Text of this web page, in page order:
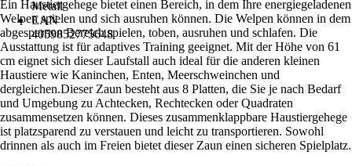
Metall
EAN
4059852775648
Ein Haustiergehege bietet einen Bereich, in dem Ihre energiegeladenen
Welpen spielen und sich ausruhen können. Die Welpen können in dem
abgesperrten Bereich spielen, toben, ausruhen und schlafen. Die
Ausstattung ist für adaptives Training geeignet. Mit der Höhe von 61
cm eignet sich dieser Laufstall auch ideal für die anderen kleinen
Haustiere wie Kaninchen, Enten, Meerschweinchen und
dergleichen.Dieser Zaun besteht aus 8 Platten, die Sie je nach Bedarf
und Umgebung zu Achtecken, Rechtecken oder Quadraten
zusammensetzen können. Dieses zusammenklappbare Haustiergehege
ist platzsparend zu verstauen und leicht zu transportieren. Sowohl
drinnen als auch im Freien bietet dieser Zaun einen sicheren Spielplatz.